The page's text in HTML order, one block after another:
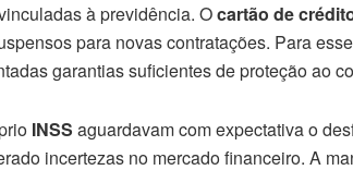
à previdência. Ocartão de
para novas contratações. Para
garantias suficientes de proteção ao
INSS aguardavam com expectativa o
incertezas no mercado financeiro. A